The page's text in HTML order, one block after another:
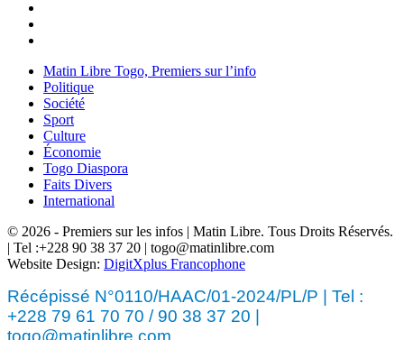
Matin Libre Togo, Premiers sur l’info
Politique
Société
Sport
Culture
Économie
Togo Diaspora
Faits Divers
International
© 2026 - Premiers sur les infos | Matin Libre. Tous Droits Réservés.
| Tel :+228 90 38 37 20 | togo@matinlibre.com
Website Design: DigitXplus Francophone
Récépissé N°0110/HAAC/01-2024/PL/P | Tel :
+228 79 61 70 70 / 90 38 37 20 |
togo@matinlibre.com